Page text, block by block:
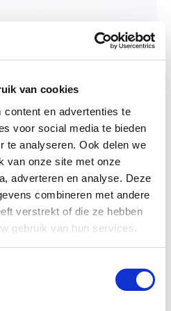
van cookies
en advertenties te
voor social media te bieden
te analyseren. Ook delen we
van onze site met onze
adverteren en analyse. Deze
combineren met andere
verstrekt of die ze hebben
gebruik van hun services.
ziektes ruiken.
van honden kunnen ze
en diabetes ruiken. Deze
geven bepaalde geuren